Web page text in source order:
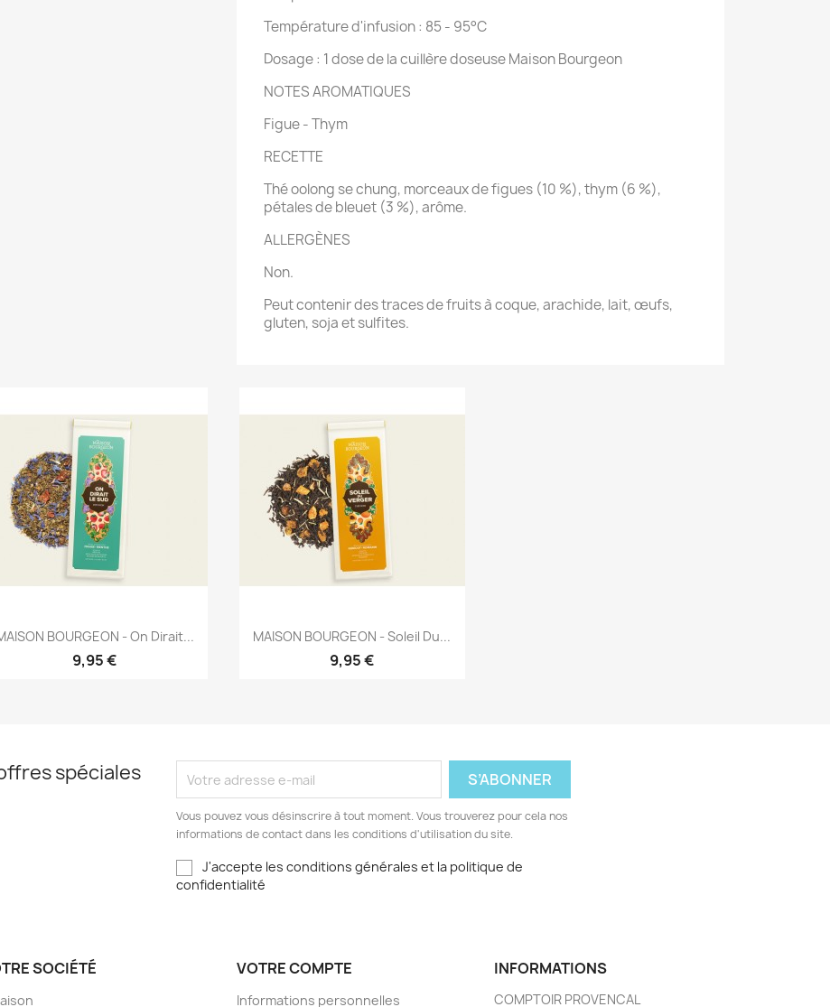
Température d'infusion : 85 - 95°C
Dosage : 1 dose de la cuillère doseuse Maison Bourgeon
NOTES AROMATIQUES
Figue - Thym
RECETTE
Thé oolong se chung, morceaux de figues (10 %), thym (6 %),
pétales de bleuet (3 %), arôme.
ALLERGÈNES
Non.
Peut contenir des traces de fruits à coque, arachide, lait, œufs,
gluten, soja et sulfites.
Aperçu rapide
BOURGEON - On Dirait...
9,95 €
Aperçu rapide
MAISON BOURGEON - Soleil Du...
9,95 €
spéciales
Vous pouvez vous désinscrire à tout moment. Vous trouverez pour cela nos
informations de contact dans les conditions d'utilisation du site.
J'accepte les conditions générales et la politique de
confidentialité
SOCIÉTÉ VOTRE COMPTE
Informations personnelles
INFORMATIONS
COMPTOIR PROVENCAL